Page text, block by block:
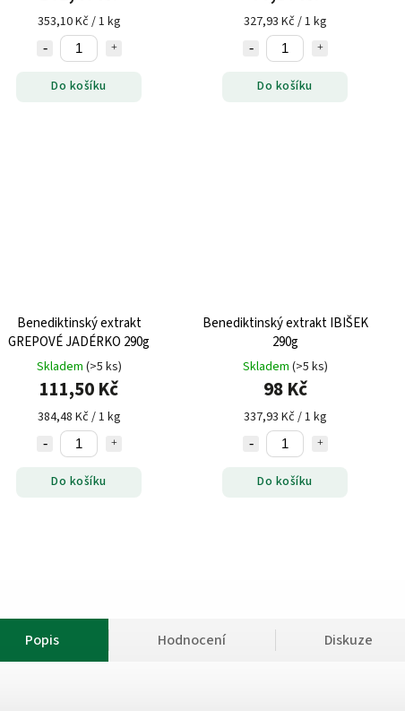
353,10 Kč / 1 kg
Do košíku
327,93 Kč / 1 kg
Do košíku
Benediktinský extrakt
GREPOVÉ JADÉRKO 290g
Skladem (>5 ks)
111,50 Kč
384,48 Kč / 1 kg
Do košíku
Benediktinský extrakt IBIŠEK
290g
Skladem (>5 ks)
98 Kč
337,93 Kč / 1 kg
Do košíku
Popis Hodnocení Diskuze